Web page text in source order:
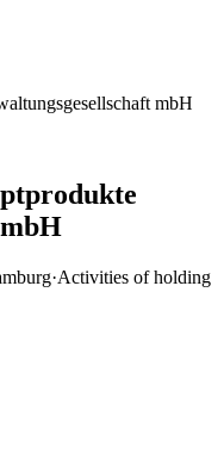
mbH
·Activities of holding